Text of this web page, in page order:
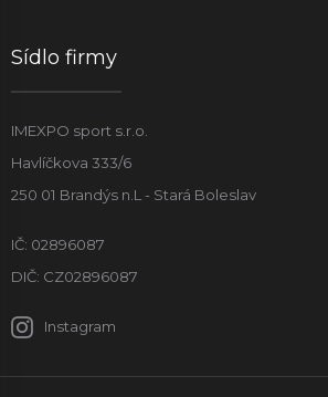
Sídlo firmy
IMEXPO sport s.r.o.
Havlíčkova 333/6
250 01 Brandýs n.L - Stará Boleslav
IČ: 02896087
DIČ: CZ02896087
Instagram